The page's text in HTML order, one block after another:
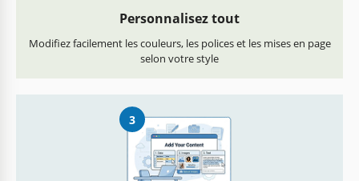
Personnalisez tout
Modifiez facilement les couleurs, les polices et les mises en page
selon votre style
3